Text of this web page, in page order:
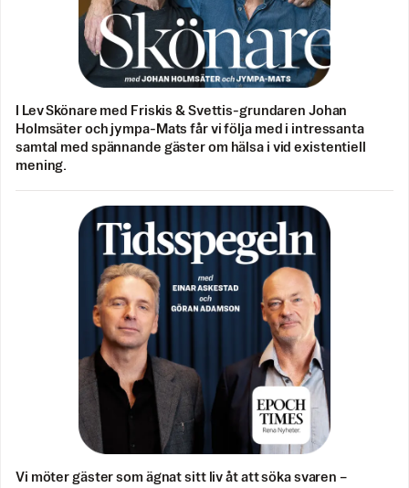
I Lev Skönare med Friskis & Svettis-grundaren Johan
Holmsäter och jympa-Mats får vi följa med i intressanta
samtal med spännande gäster om hälsa i vid existentiell
mening.
Vi möter gäster som ägnat sitt liv åt att söka svaren –